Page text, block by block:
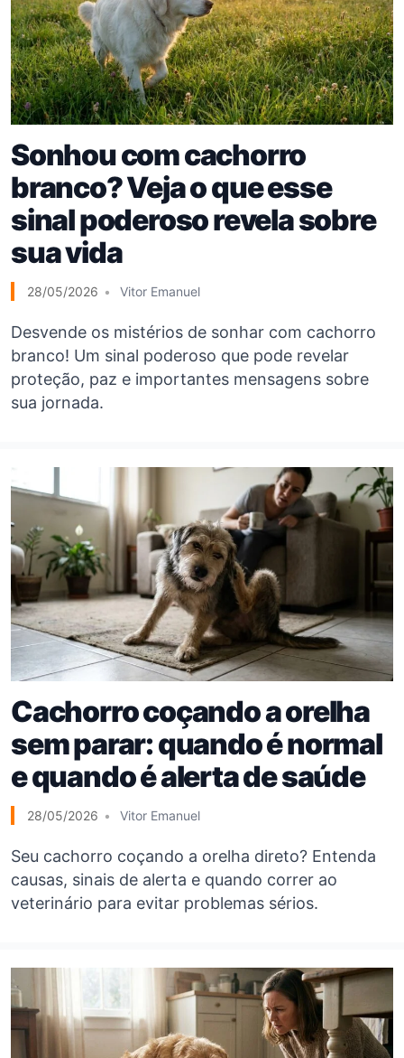
Sonhou com cachorro
branco? Veja o que esse
sinal poderoso revela sobre
sua vida
28/05/2026 Vitor Emanuel
Desvende os mistérios de sonhar com cachorro
branco! Um sinal poderoso que pode revelar
proteção, paz e importantes mensagens sobre
sua jornada.
Cachorro coçando a orelha
sem parar: quando é normal
e quando é alerta de saúde
28/05/2026 Vitor Emanuel
Seu cachorro coçando a orelha direto? Entenda
causas, sinais de alerta e quando correr ao
veterinário para evitar problemas sérios.